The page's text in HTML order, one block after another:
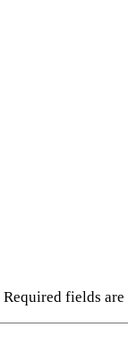
Required fields are